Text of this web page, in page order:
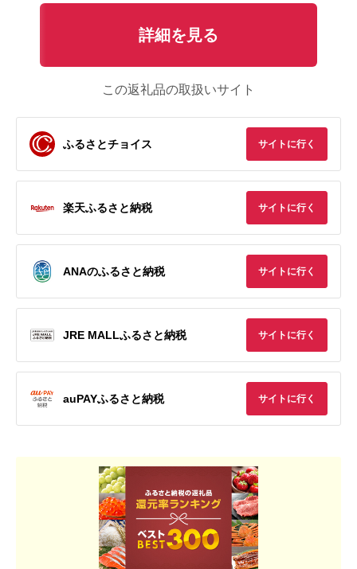
詳細を見る
この返礼品の取扱いサイト
ふるさとチョイス サイトに行く
楽天ふるさと納税 サイトに行く
ANAのふるさと納税 サイトに行く
JRE MALLふるさと納税 サイトに行く
auPAYふるさと納税 サイトに行く